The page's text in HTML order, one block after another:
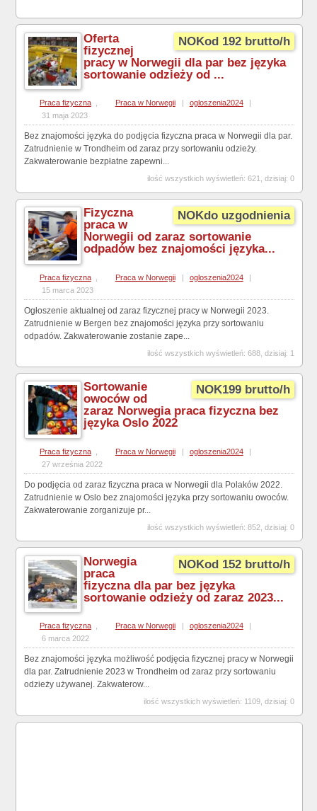
NOKod 192 brutto/h
Oferta
fizycznej
pracy w Norwegii dla par bez języka
sortowanie odzieży od ...
Praca fizyczna Praca w Norwegii ogloszenia2024
31 maja 2023
Bez znajomości języka do podjęcia fizyczna praca w Norwegii dla par.
Zatrudnienie w Trondheim od zaraz przy sortowaniu odzieży.
Zakwaterowanie bezpłatne zapewni...
ilość wszystkich wyświetleń: 621, dzisiaj: 0
NOKdo uzgodnienia
Fizyczna
praca w
Norwegii od zaraz sortowanie
odpadów bez znajomości języka...
Praca fizyczna Praca w Norwegii | ogloszenia2024
|
15 marca 2023
Ogłoszenie aktualnej od zaraz fizycznej pracy w Norwegii 2023.
Zatrudnienie w Bergen bez znajomości języka przy sortowaniu
odpadów. Zakwaterowanie zostanie zape...
ilość wszystkich wyświetleń: 688, dzisiaj: 1
NOK199 brutto/h
Sortowanie
owoców od
zaraz Norwegia praca fizyczna bez
języka Oslo 2022
Praca fizyczna Praca w Norwegii | ogloszenia2024
|
27 września 2022
Do podjęcia od zaraz fizyczna praca w Norwegii dla Polaków 2022.
Zatrudnienie w Oslo bez znajomości języka przy sortowaniu owoców.
Zakwaterowanie zorganizuje pr...
ilość wszystkich wyświetleń: 852, dzisiaj: 0
NOKod 152 brutto/h
Norwegia
praca
fizyczna dla par bez języka
sortowanie odzieży od zaraz 2023...
Praca fizyczna , Praca w Norwegii ogloszenia2024
6 marca 2022
Bez znajomości języka możliwość podjęcia fizycznej pracy w Norwegii
dla par. Zatrudnienie 2023 w Trondheim od zaraz przy sortowaniu
odzieży używanej. Zakwaterow...
ilość wszystkich wyświetleń: 1109, dzisiaj: 0